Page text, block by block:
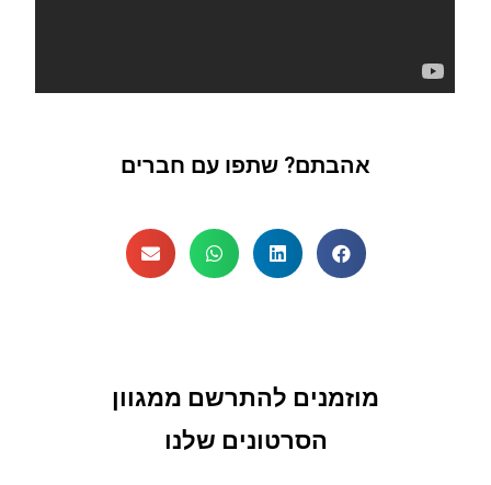
אהבתם? שתפו עם חברים
מוזמנים להתרשם ממגוון
הסרטונים שלנו